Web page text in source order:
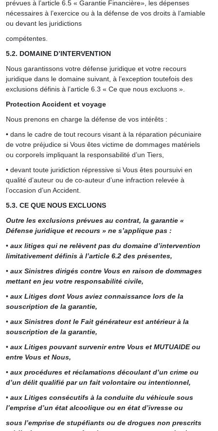
prévues à l’article 6.5 « Garantie Financière», les dépenses
nécessaires à l’exercice ou à la défense de vos droits à l’amiable
ou devant les juridictions
compétentes.
5.2. DOMAINE D’INTERVENTION
Nous garantissons votre défense juridique et votre recours
juridique dans le domaine suivant, à l’exception toutefois des
exclusions définis à l’article 6.3 « Ce que nous excluons ».
Protection Accident et voyage
Nous prenons en charge la défense de vos intérêts :
• dans le cadre de tout recours visant à la réparation pécuniaire
de votre préjudice si Vous êtes victime de dommages matériels
ou corporels impliquant la responsabilité d’un Tiers,
• devant toute juridiction répressive si Vous êtes poursuivi en
qualité d’auteur ou de co-auteur d’une infraction relevée à
l’occasion d’un Accident.
5.3. CE QUE NOUS EXCLUONS
Outre les exclusions prévues au contrat, la garantie «
Défense juridique et recours » ne s’applique pas :
• aux litiges qui ne relèvent pas du domaine d’intervention
limitativement définis à l’article 6.2 des présentes,
• aux Sinistres dirigés contre Vous en raison de dommages
mettant en jeu votre responsabilité civile,
• aux Litiges dont Vous aviez connaissance lors de la
souscription de la garantie,
• aux Sinistres dont le Fait générateur est antérieur à la
souscription de la garantie,
• aux Litiges pouvant survenir entre Vous et MUTUAIDE ou
entre Vous et Nous,
• aux procédures et réclamations découlant d’un crime ou
d’un délit qualifié par un fait volontaire ou intentionnel,
• aux Litiges consécutifs à la conduite du véhicule sous
l’emprise d’un état alcoolique ou en état d’ivresse ou
sous l’emprise de stupéfiants ou de drogues non prescrits